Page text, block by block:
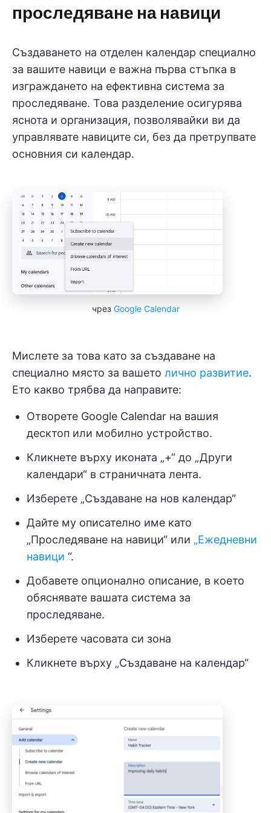
проследяване на навици
Създаването на отделен календар специално
за вашите навици е важна първа стъпка в
изграждането на ефективна система за
проследяване. Това разделение осигурява
яснота и организация, позволявайки ви да
управлявате навиците си, без да претрупвате
основния си календар.
чрез Google Calendar
Мислете за това като за създаване на
специално място за вашето лично развитие.
Ето какво трябва да направите:
Отворете Google Calendar на вашия
десктоп или мобилно устройство.
Кликнете върху иконата „+“ до „Други
календари“ в страничната лента.
Изберете „Създаване на нов календар“
Дайте му описателно име като
„Проследяване на навици“ или „Ежедневни
навици “.
Добавете опционално описание, в което
обяснявате вашата система за
проследяване.
Изберете часовата си зона
Кликнете върху „Създаване на календар“